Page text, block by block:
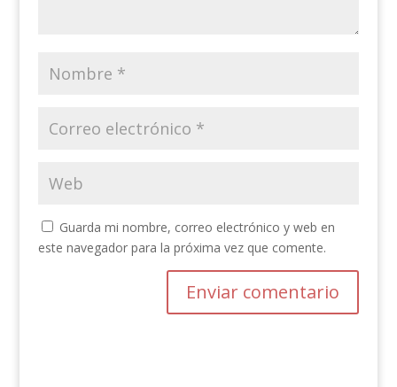
Guarda mi nombre, correo electrónico y web en
este navegador para la próxima vez que comente.